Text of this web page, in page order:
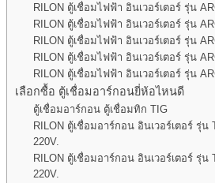
RILON ตู้เชื่อมไฟฟ้า อินเวอร์เตอร์ รุ่น
RILON ตู้เชื่อมไฟฟ้า อินเวอร์เตอร์ รุ่น
RILON ตู้เชื่อมไฟฟ้า อินเวอร์เตอร์ รุ่น
RILON ตู้เชื่อมไฟฟ้า อินเวอร์เตอร์ รุ่น
RILON ตู้เชื่อมไฟฟ้า อินเวอร์เตอร์ รุ่น
เลือกซื้อ ตู้เชื่อมอาร์กอนยี่ห้อไหนดี
ตู้เชื่อมอาร์กอน ตู้เชื่อมทิก TIG
RILON ตู้เชื่อมอาร์กอน อินเวอร์เตอร์ รุ่น
220V.
RILON ตู้เชื่อมอาร์กอน อินเวอร์เตอร์ รุ่น
220V.